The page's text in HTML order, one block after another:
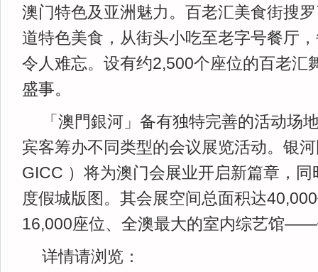
澳门特色及亚洲魅力。百老汇美食街搜
道特色美食，从街头小吃至老字号餐厅
令人难忘。设有约2,500个座位的百老汇
盛事。
「澳門銀河」备有独特完善的活动场
宾客筹办不同类型的会议展览活动。银
GICC ）将为澳门会展业开启新篇章，
度假城版图。其会展空间总面积达
16,000座位、全澳最大的室内综艺馆
详情请浏览：